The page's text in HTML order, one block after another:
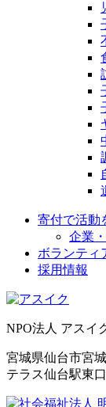
寄付で活動
企業
ボランティ
採用情報
NPO法人 アスイ
宮城県仙台市宮
テラス仙台駅東